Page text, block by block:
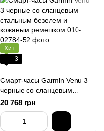
Хит
3
Смарт-часы Garmin Venu 3
черные со сланцевым
стальным безелем и
кожаным ремешком
20 768 грн